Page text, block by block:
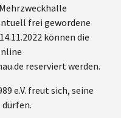
frei gewordene
können die
reserviert werden.
e.V. freut sich, seine